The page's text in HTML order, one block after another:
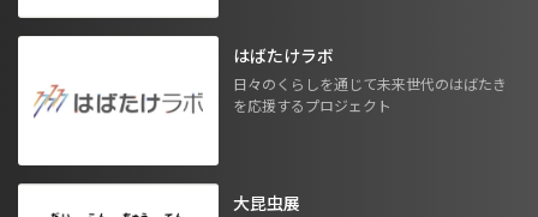
はばたけラボ
日々のくらしを通じて未来世代のはばたき
を応援するプロジェクト
大昆虫展